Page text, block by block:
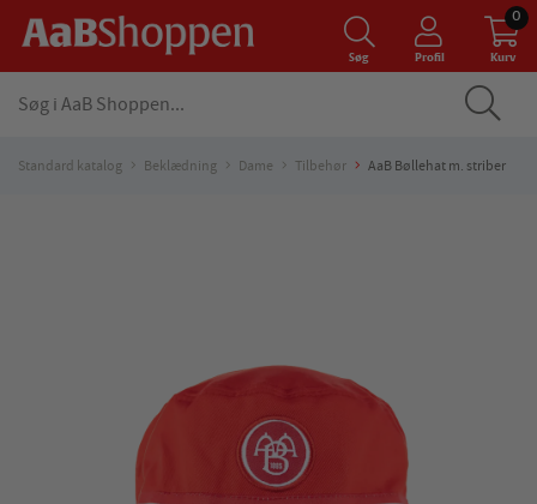
Søg Profil Kurv
0
Standard katalog Beklædning Dame Tilbehør AaB Bøllehat m. striber